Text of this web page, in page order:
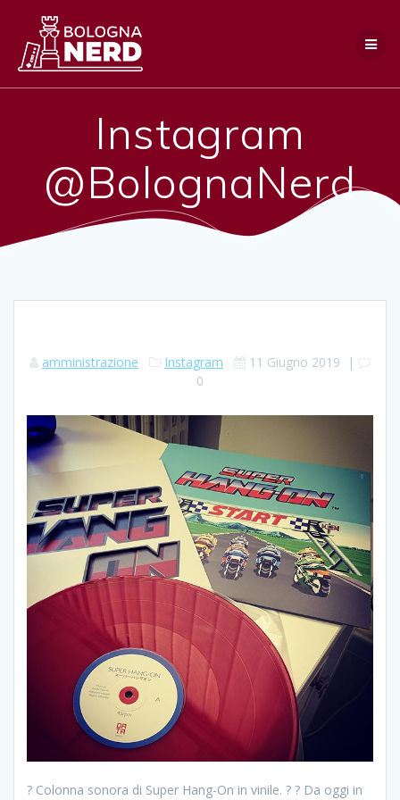
Instagram
@BolognaNerd
amministrazione Instagram 11 Giugno 2019 |
0
? Colonna sonora di Super Hang-On in vinile. ? ? Da oggi in